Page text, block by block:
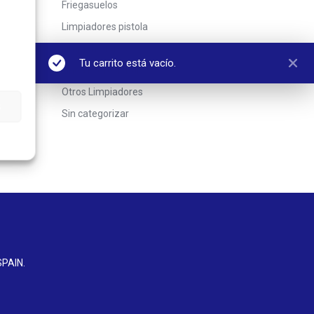
Tu carrito está vacío.
Friegasuelos
Limpiadores pistola
Línea Profesional
Otros Limpiadores
Sin categorizar